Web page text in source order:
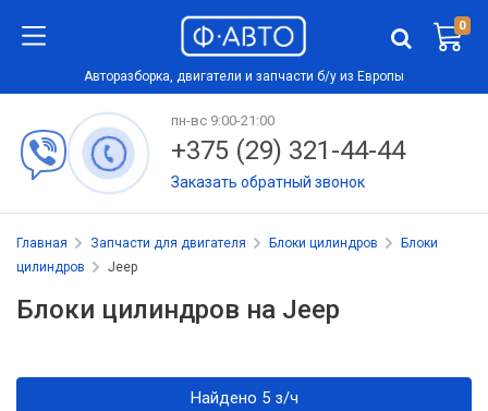
0
Авторазборка, двигатели и запчасти б/у из Европы
пн-вс 9:00-21:00
+375 (29) 321-44-44
Заказать обратный звонок
Главная Запчасти для двигателя Блоки цилиндров
Блоки
цилиндров
Jeep
Блоки цилиндров на Jeep
Найдено 5 з/ч